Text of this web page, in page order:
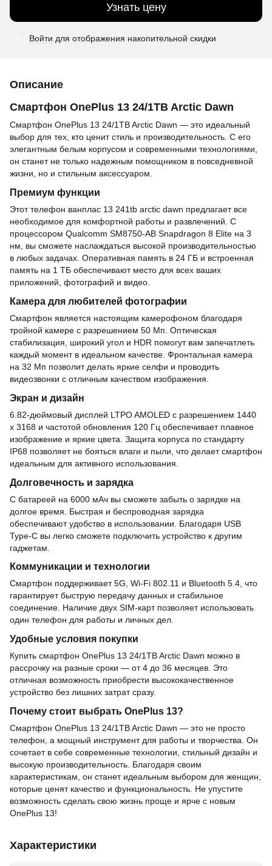
Узнать цену
Войти для отображения накопительной скидки
Описание
Смартфон OnePlus 13 24/1TB Arctic Dawn
Смартфон OnePlus 13 24/1TB Arctic Dawn — это идеальный
выбор для тех, кто ценит стиль и производительность. С его
элегантным белым корпусом и современными технологиями,
он станет не только надежным помощником в повседневной
жизни, но и стильным аксессуаром.
Премиум функции
Этот телефон ванплас 13 241tb arctic dawn предлагает все
необходимое для комфортной работы и развлечений. С
процессором Qualcomm SM8750-AB Snapdragon 8 Elite на 3
нм, вы сможете наслаждаться высокой производительностью
в любых задачах. Оперативная память в 24 ГБ и встроенная
память на 1 ТБ обеспечивают место для всех ваших
приложений, фотографий и видео.
Камера для любителей фотографии
Смартфон является настоящим камерофоном благодаря
тройной камере с разрешением 50 Мп. Оптическая
стабилизация, широкий угол и HDR помогут вам запечатлеть
каждый момент в идеальном качестве. Фронтальная камера
на 32 Мп позволит делать яркие селфи и проводить
видеозвонки с отличным качеством изображения.
Экран и дизайн
6.82-дюймовый дисплей LTPO AMOLED с разрешением 1440
x 3168 и частотой обновления 120 Гц обеспечивает плавное
изображение и яркие цвета. Защита корпуса по стандарту
IP68 позволяет не бояться влаги и пыли, что делает смартфон
идеальным для активного использования.
Долговечность и зарядка
С батареей на 6000 мАч вы сможете забыть о зарядке на
долгое время. Быстрая и беспроводная зарядка
обеспечивают удобство в использовании. Благодаря USB
Type-C вы легко сможете подключить устройство к другим
гаджетам.
Коммуникации и технологии
Смартфон поддерживает 5G, Wi-Fi 802.11 и Bluetooth 5.4, что
гарантирует быструю передачу данных и стабильное
соединение. Наличие двух SIM-карт позволяет использовать
один телефон для работы и личных дел.
Удобные условия покупки
Купить смартфон OnePlus 13 24/1TB Arctic Dawn можно в
рассрочку на разные сроки — от 4 до 36 месяцев. Это
отличная возможность приобрести высококачественное
устройство без лишних затрат сразу.
Почему стоит выбрать OnePlus 13?
Смартфон OnePlus 13 24/1TB Arctic Dawn — это не просто
телефон, а мощный инструмент для работы и творчества. Он
сочетает в себе современные технологии, стильный дизайн и
высокую производительность. Благодаря своим
характеристикам, он станет идеальным выбором для женщин,
которые ценят качество и функциональность. Не упустите
возможность сделать свою жизнь проще и ярче с новым
OnePlus 13!
Характеристики